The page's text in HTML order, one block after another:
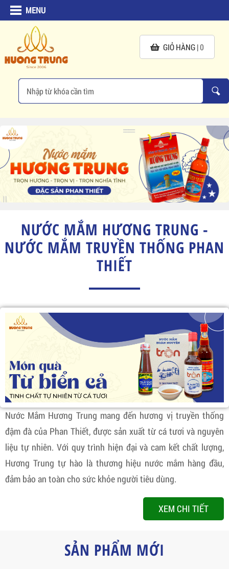
MENU
GIỎ HÀNG |0
NƯỚC MẮM HƯƠNG TRUNG -
NƯỚC MẮM TRUYỀN THỐNG PHAN
THIẾT
Nước Mắm Hương Trung mang đến hương vị truyền thống
đậm đà của Phan Thiết, được sản xuất từ cá tươi và nguyên
liệu tự nhiên. Với quy trình hiện đại và cam kết chất lượng,
Hương Trung tự hào là thương hiệu nước mắm hàng đầu,
đảm bảo an toàn cho sức khỏe người tiêu dùng.
XEM CHI TIẾT
SẢN PHẨM MỚI